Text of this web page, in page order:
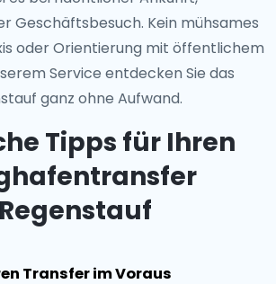
Geschäftsbesuch. Kein mühsames
oder Orientierung mit öffentlichem
Service entdecken Sie das
ganz ohne Aufwand.
Tipps für Ihren
Regenstauf
Transfer im Voraus